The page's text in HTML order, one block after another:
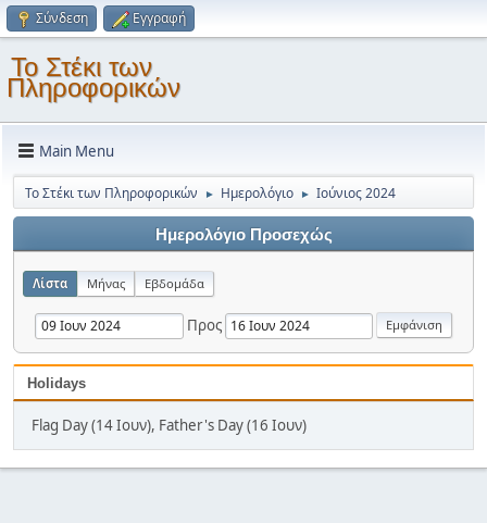
Σύνδεση Εγγραφή
Το Στέκι των
Πληροφορικών
Main Menu
Το Στέκι των Πληροφορικών ► Ημερολόγιο ► Ιούνιος 2024
Ημερολόγιο Προσεχώς
Λίστα Μήνας Εβδομάδα
Προς
Holidays
Flag Day (14 Ιουν), Father's Day (16 Ιουν)